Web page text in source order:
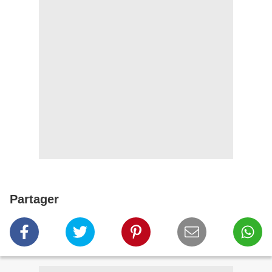
Partager